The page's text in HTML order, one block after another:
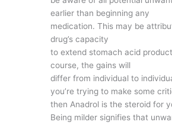
earlier than beginning any
medication. This may be
drug’s capacity
to extend stomach acid
course, the gains will
differ from individual to
you’re trying to make some
then Anadrol is the steroid for
Being milder signifies that